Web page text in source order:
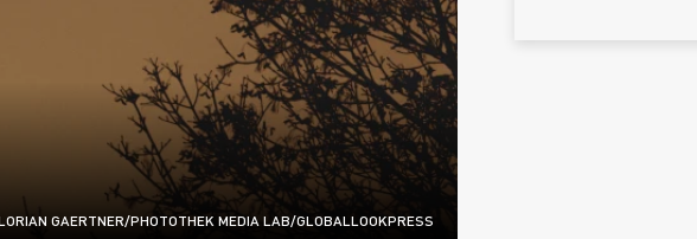
GAERTNER/PHOTOTHEK MEDIA LAB/GLOBALLOOKPRESS